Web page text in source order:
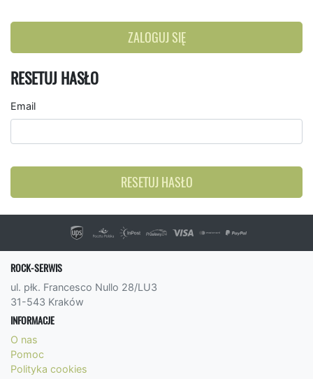
ZALOGUJ SIĘ
RESETUJ HASŁO
Email
RESETUJ HASŁO
ROCK-SERWIS
ul. płk. Francesco Nullo 28/LU3
31-543 Kraków
INFORMACJE
O nas
Pomoc
Polityka cookies